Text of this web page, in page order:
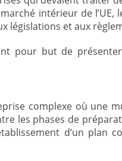
intérieur de
législations et aux
pour but de
complexe où une
les phases de
d’un plan